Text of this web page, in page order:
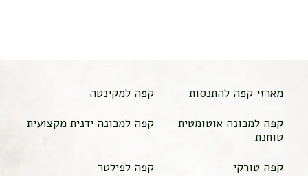
מארזי קפה להתנסות
קפה למקינטה
קפה למכונה אוטומטית
טוחנת
קפה למכונה ידנית מקצועית
קפה טורקי
קפה לפילטר